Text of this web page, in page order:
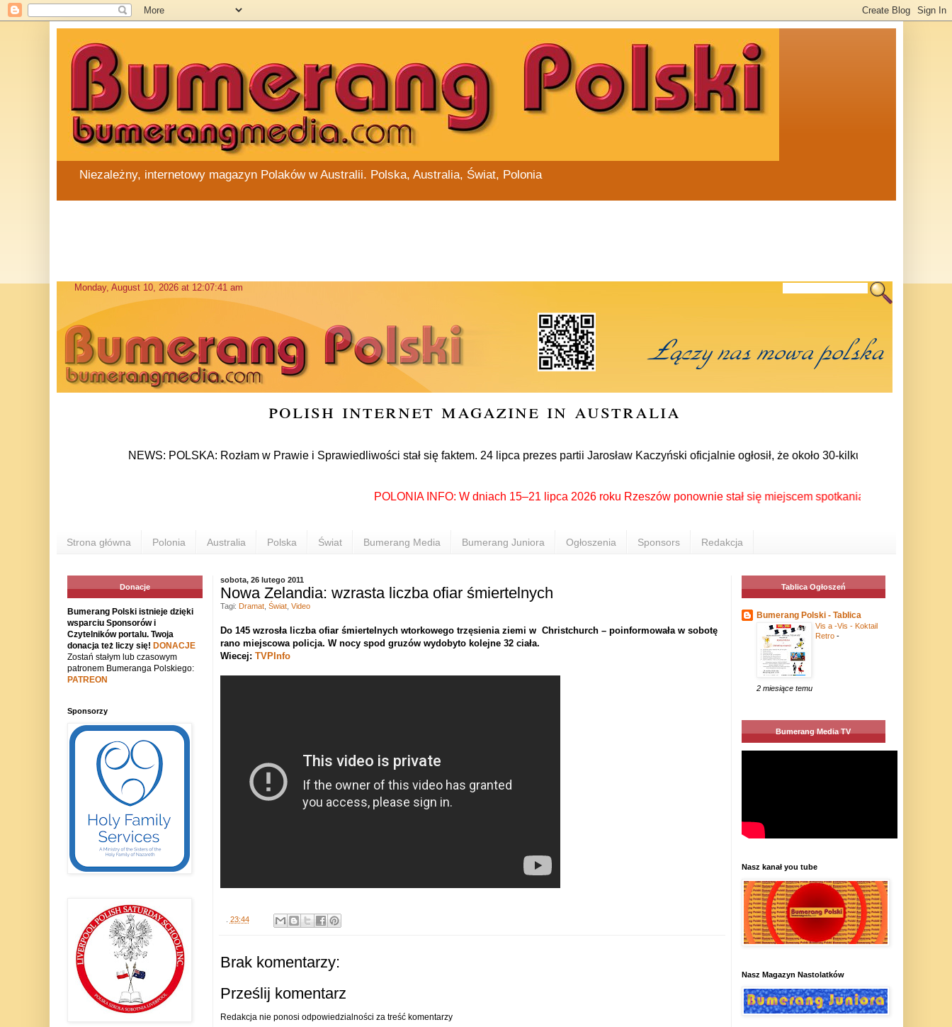
Niezależny, internetowy magazyn Polaków w Australii. Polska, Australia, Świat, Polonia
polish internet magazine in australia
NEWS: POLSKA: Rozłam w Prawie i Sprawiedliwości stał się faktem. 24 lipca prezes partii Jarosław Kaczyński oficjalnie ogłosił, że około 30-kilku posłów
POLONIA INFO: W dniach 15–21 lipca 2026 roku Rzeszów ponownie stał się miejscem spotkania Polonii z
Strona główna Polonia Australia Polska Świat Bumerang Media Bumerang Juniora Ogłoszenia Sponsors Redakcja
sobota, 26 lutego 2011
Nowa Zelandia: wzrasta liczba ofiar śmiertelnych
Do 145 wzrosła liczba ofiar śmiertelnych wtorkowego trzęsienia ziemi w Christchurch – poinformowała w sobotę
rano miejscowa policja. W nocy spod gruzów wydobyto kolejne 32 ciała.
Wiecej: TVPInfo
. 23:44
Tagi: Dramat, Świat, Video
Brak komentarzy:
Prześlij komentarz
Redakcja nie ponosi odpowiedzialności za treść komentarzy
Donacje
Bumerang Polski istnieje dzięki
wsparciu Sponsorów i
Czytelników portalu. Twoja
donacja też liczy się! DONACJE
Zostań stałym lub czasowym
patronem Bumeranga Polskiego:
PATREON
Sponsorzy
Tablica Ogłoszeń
Bumerang Polski - Tablica
Vis a -Vis - Koktail
Retro -
2 miesiące temu
Bumerang Media TV
Nasz kanał you tube
Nasz Magazyn Nastolatków